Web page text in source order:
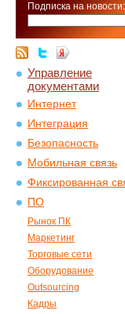
Подписка на новости:
Управление
документами
Интернет
Интеграция
Безопасность
Мобильная связь
Фиксированная
ПО
Рынок ПК
Маркетинг
Торговые сети
Оборудование
Outsourcing
Кадры